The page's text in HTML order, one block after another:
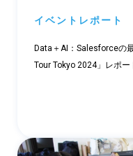
イベントレポート
Data＋AI：Salesforceの
Tour Tokyo 2024」レポー